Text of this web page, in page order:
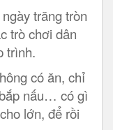
trăng tròn
trò chơi dân
trình.
có ăn, chỉ
nấu… có gì
lớn, để rồi